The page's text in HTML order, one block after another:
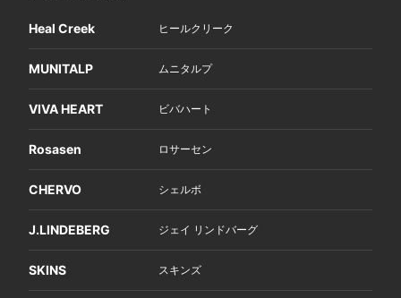
Heal Creek ヒールクリーク
MUNITALP ムニタルプ
VIVA HEART ビバハート
Rosasen ロサーセン
CHERVO シェルボ
J.LINDEBERG ジェイ リンドバーグ
SKINS スキンズ